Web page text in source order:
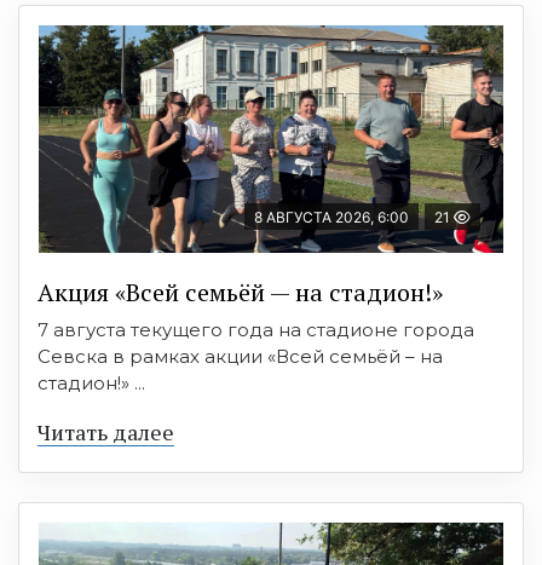
8 АВГУСТА 2026, 6:00 21
Акция «Всей семьёй — на стадион!»
7 августа текущего года на стадионе города
Севска в рамках акции «Всей семьёй – на
стадион!» ...
Читать далее